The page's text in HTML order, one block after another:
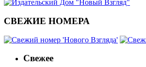
СВЕЖИЕ НОМЕРА
Свежее